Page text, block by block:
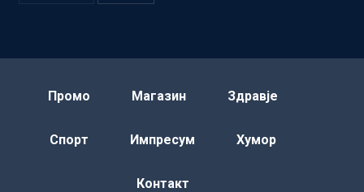
Промо Магазин Здравје
Спорт Импресум Хумор
Контакт